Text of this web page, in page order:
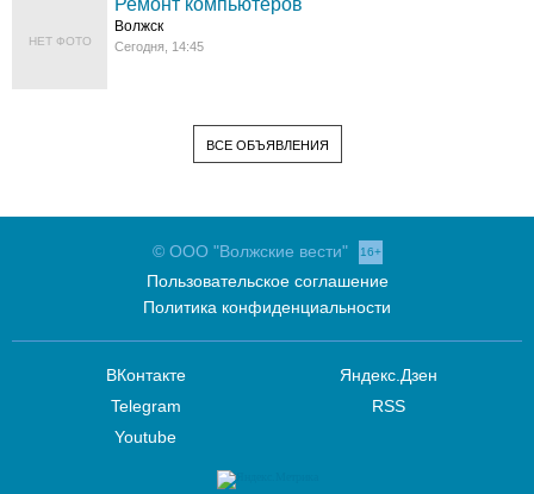
НЕТ ФОТО
Волжск
Сегодня, 14:45
ВСЕ ОБЪЯВЛЕНИЯ
© ООО "Волжские вести" 16+
Пользовательское соглашение
Политика конфиденциальности
ВКонтакте
Telegram
Youtube
Яндекс.Дзен
RSS